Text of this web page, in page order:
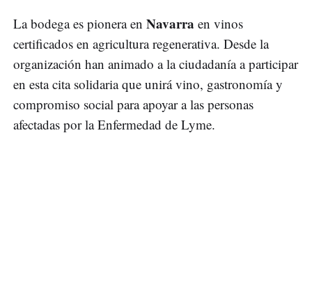
La bodega es pionera en Navarra en vinos
certificados en agricultura regenerativa. Desde la
organización han animado a la ciudadanía a participar
en esta cita solidaria que unirá vino, gastronomía y
compromiso social para apoyar a las personas
afectadas por la Enfermedad de Lyme.